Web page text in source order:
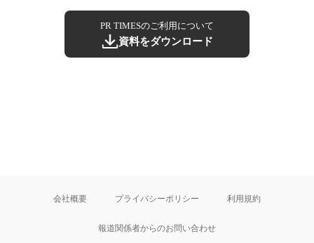
PR TIMESのご利用について
資料をダウンロード
会社概要 プライバシーポリシー 利用規約
報道関係者からのお問い合わせ